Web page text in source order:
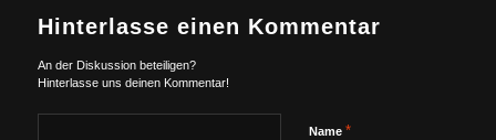
Hinterlasse einen Kommentar
An der Diskussion beteiligen?
Hinterlasse uns deinen Kommentar!
Name *